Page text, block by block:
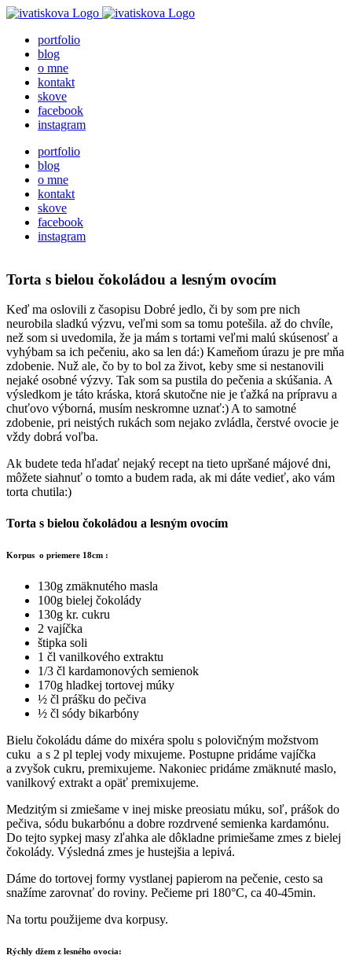
Skip
contentportfolio
blog
o mne
kontakt
skove
facebook
instagram
portfolio
blog
o mne
kontakt
skove
facebook
instagram
Torta s bielou čokoládou a lesným ovocím
Keď ma oslovili z časopisu Dobré jedlo, či by som pre nich
neurobila sladkú výzvu, veľmi som sa tomu potešila. až do chvíle,
než som si uvedomila, že ja mám s tortami veľmi malú skúsenosť a
vyhýbam sa ich pečeniu, ako sa len dá:) Kameňom úrazu je pre mňa
zdobenie. Nuž ale, čo by to bol za život, keby sme si nestanovili
nejaké osobné výzvy. Tak som sa pustila do pečenia a skúšania. A
výsledkom je táto kráska, ktorá skutočne nie je ťažká na prípravu a
chuťovo výborná, musím neskromne uznať:) A to samotné
zdobenie, pri neistých rukách som nejako zvládla, čerstvé ovocie je
vždy dobrá voľba.
Ak budete teda hľadať nejaký recept na tieto upršané májové dni,
môžete siahnuť o tomto a budem rada, ak mi dáte vedieť, ako vám
torta chutila:)
Torta s bielou čokoládou a lesným ovocím
Korpus o priemere 18cm :
130g zmäknutého masla
100g bielej čokolády
130g kr. cukru
2 vajíčka
štipka soli
1 čl vanilkového extraktu
1/3 čl kardamonových semienok
170g hladkej tortovej múky
½ čl prášku do pečiva
½ čl sódy bikarbóny
Bielu čokoládu dáme do mixéra spolu s polovičným možstvom
cuku a s 2 pl teplej vody mixujeme. Postupne pridáme vajíčka
a zvyšok cukru, premixujeme. Nakoniec pridáme zmäknuté maslo,
vanilkový extrakt a opäť premixujeme.
Medzitým si zmiešame v inej miske preosiatu múku, soľ, prášok do
pečiva, sódu bukarbónu a dobre rozdrvené semienka kardamónu.
Do tejto sypkej masy zľahka ale dôkladne primiešame zmes z bielej
čokolády. Výsledná zmes je hustejšia a lepivá.
Dáme do tortovej formy vystlanej papierom na pečenie, cesto sa
snažíme zarovnať do roviny. Pečieme pri 180°C, ca 40-45min.
Na tortu použijeme dva korpusy.
Rýchly džem z lesného ovocia: